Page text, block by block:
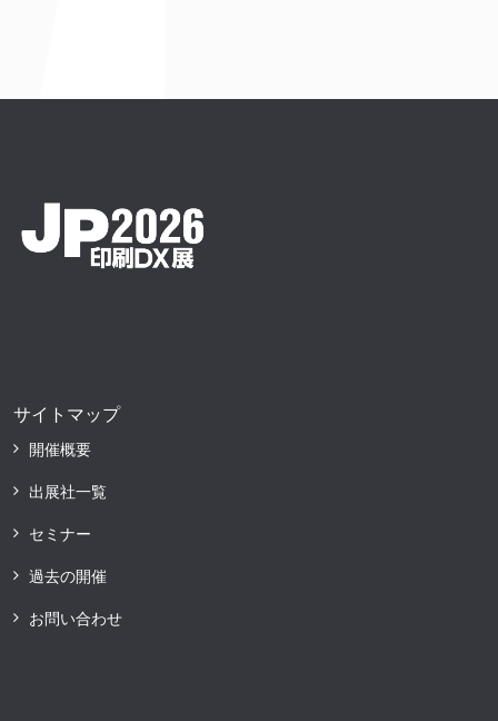
サイトマップ
開催概要
出展社一覧
セミナー
過去の開催
お問い合わせ